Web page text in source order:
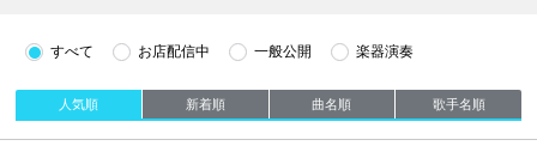
すべて お店配信中 一般公開 楽器演奏
人気順 新着順 曲名順 歌手名順